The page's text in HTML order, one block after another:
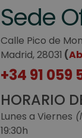
Sede
Calle Pico de
Madrid, 28031 (
+34 91 059
HORARIO
Lunes a Viernes
19:30h